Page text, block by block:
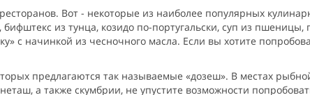
Вот - некоторые из наиболее популярных
из тунца, козидо по-португальски, суп из
с начинкой из чесночного масла. Если вы хотите
предлагаются так называемые «дозеш». В местах
а также скумбрии, не упустите возможности